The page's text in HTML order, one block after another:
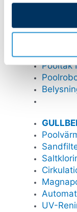
Pooltak
Pooltak
UV-